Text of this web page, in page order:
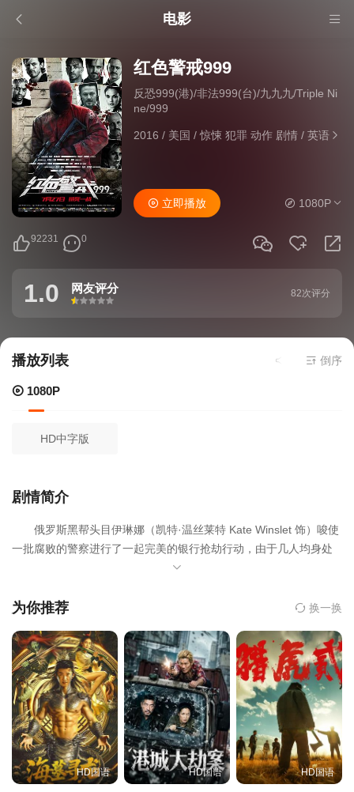
电影
红色警戒999
反恐999(港)/非法999(台)/九九九/Triple Ni
ne/999
2016 / 美国 / 惊悚 犯罪 动作 剧情/ 英语
92231 0
立即播放 1080P
1.0 网友评分
很差
较差还行推荐力荐
82次评分
播放列表 当前资源来源
倒序
1080P
HD中字版
剧情简介
俄罗斯黑帮头目伊琳娜（凯特·温丝莱特 Kate Winslet 饰）唆使
一批腐败的警察进行了一起完美的银行抢劫行动，由于几人均身处
警界内部，反侦察能力极强，因此想要查出案件的真相几乎是不可
调查，而是有人正在虎视眈眈的盯着他们所得到的巨额报酬。
已经矛盾重重，濒临崩溃的边缘。其中之一马库斯（安东尼·麦凯 An
thony Mackie 饰）不仅要面对内心的挣扎，还要应付那个初出茅庐
正义感爆棚的菜鸟搭档克里斯（卡西·阿弗莱克 Casey Affleck
饰），敏锐的克里斯似乎已经开始察觉自己身边正在发生的事情。
为你推荐 换一换
HD国语 HD国语 HD国语